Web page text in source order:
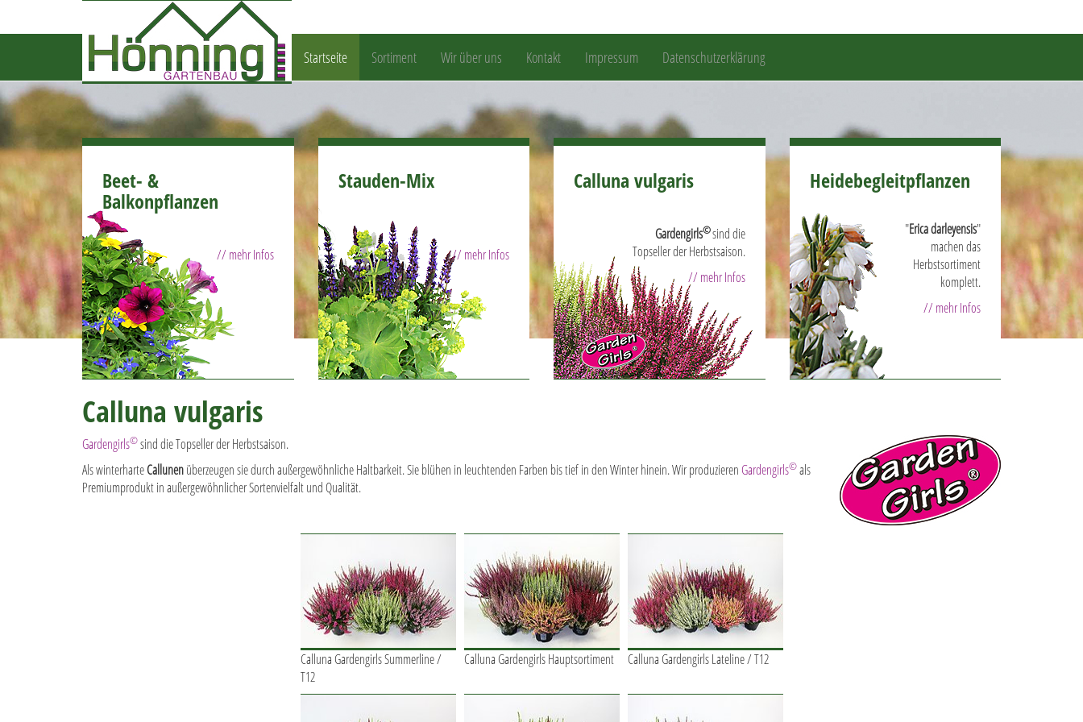
Startseite Sortiment Wir über uns Kontakt Impressum Datenschutzerklärung
Beet- &
Balkonpflanzen
// mehr Infos
Stauden-Mix
// mehr Infos
Calluna vulgaris
Gardengirls©sind die
Topseller der Herbstsaison.
// mehr Infos
Heidebegleitpflanzen
"Erica darleyensis"
machen das
Herbstsortiment
komplett.
// mehr Infos
Calluna vulgaris
Gardengirls©sind die Topseller der Herbstsaison.
Als winterharteCallunenüberzeugen sie durch außergewöhnliche Haltbarkeit. Sie blühen in leuchtenden Farben bis tief in den Winter hinein. Wir produzieren Gardengirls©als
Premiumprodukt in außergewöhnlicher Sortenvielfalt und Qualität.
Calluna Gardengirls Summerline /
T12
Calluna Gardengirls Hauptsortiment Calluna Gardengirls Lateline / T12